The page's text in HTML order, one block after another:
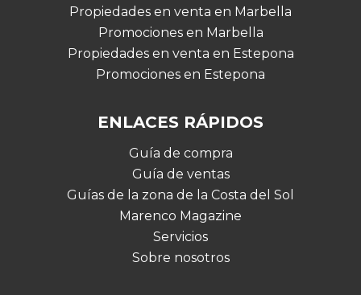
Propiedades en venta en Marbella
Promociones en Marbella
Propiedades en venta en Estepona
Promociones en Estepona
ENLACES RÁPIDOS
Guía de compra
Guía de ventas
Guías de la zona de la Costa del Sol
Marenco Magazine
Servicios
Sobre nosotros